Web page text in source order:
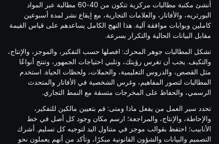
أنشئ مكتبة مطالبات مركزية تتكون من 40-60 مطالبة عبر المواد
البورتريه، والأفاتار، والعلامات التجارية، مع إيقاع نشر لمدة أسبوعين
كاملين وبوابات موافقة آلية. هذا النهج الكامل يساعدهم على قياس القيمة
مقابل البيانات الحالية والتكرار بسرعة.
تشكل المطالبات جوهر المحرك: افصلها حسب التفكير، والموجز، والإنتاج،
والتكيف. يجب أن تغرس رؤيتك، وتلبي احتياجات الجمهور، وتنتج أنواعًا
مثل القصص، والدروس التعليمية، والحملات، ولحظات الحياة. استخدم
المطالبات لتصور المفاهيم، وغرس الشخصية في الأفاتار والمتحدث
الرسمي، والحفاظ على المخرجات متسقة مع النمط التجاري.
تحدد سير العمل من يفعل ماذا ومتى: قم بتعيين مالكين للتفكير،
والإحاطة، والإنتاج، والمراجعة؛ ارسم مكان وجود كل أصل في خط
الأنابيب؛ احتفظ بقوالب موجز في متناول اليد لتوجيه كل تسليم. أشرك
التصميم والبيانات والشؤون القانونية مبكرًا، وتأكد من أنهم يعملون نحو